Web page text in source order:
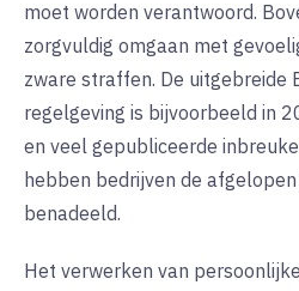
moet worden verantwoord.
zorgvuldig omgaan met
zware straffen. De uitgebreide
regelgeving is bijvoorbeeld in
en veel gepubliceerde
hebben bedrijven de
benadeeld.
Het verwerken van